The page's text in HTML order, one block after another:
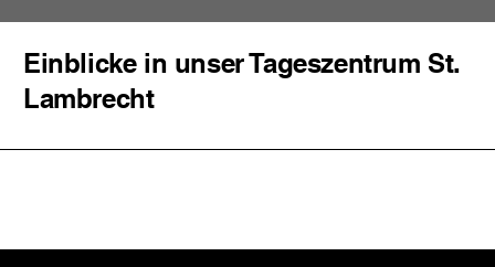
Einblicke in unser Tageszentrum St.
Lambrecht